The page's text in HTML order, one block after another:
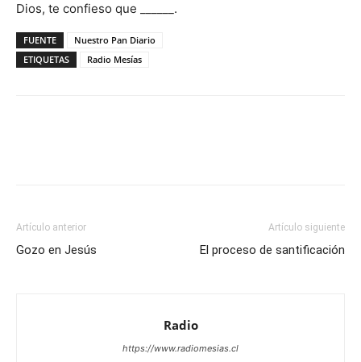
Dios, te confieso que ______.
FUENTE
Nuestro Pan Diario
ETIQUETAS
Radio Mesías
Artículo anterior
Gozo en Jesús
Artículo siguiente
El proceso de santificación
Radio
https://www.radiomesias.cl